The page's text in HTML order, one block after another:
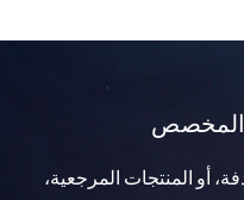
المخصص
أو المنتجات المرجعية،